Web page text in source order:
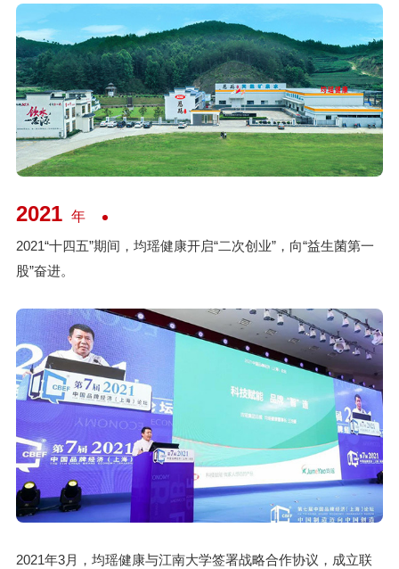
2021 年
2021“十四五”期间，均瑶健康开启“二次创业”，向“益生菌第一
股”奋进。
2021年3月，均瑶健康与江南大学签署战略合作协议，成立联